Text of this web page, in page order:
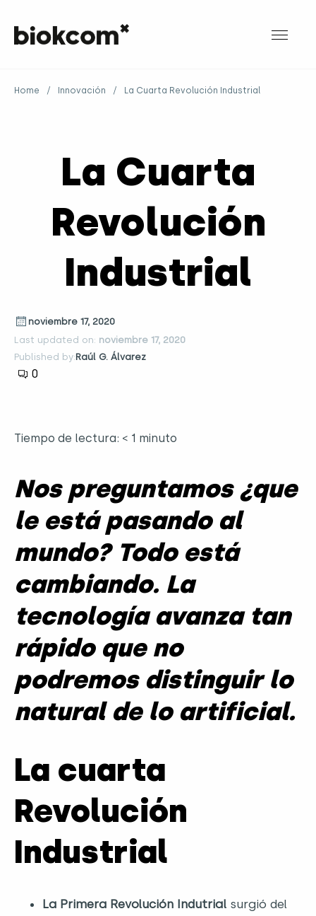
Home / Innovación / La Cuarta Revolución Industrial
La Cuarta
Revolución
Industrial
noviembre 17, 2020
Last updated on: noviembre 17, 2020
Published by:Raúl G. Álvarez
0
Tiempo de lectura: < 1 minuto
Nos preguntamos ¿que
le está pasando al
mundo? Todo está
cambiando. La
tecnología avanza tan
rápidoque no
podremos distinguirlo
natural de lo artificial.
La cuarta
Revolución
Industrial
La Primera Revolución Indutrial surgió del